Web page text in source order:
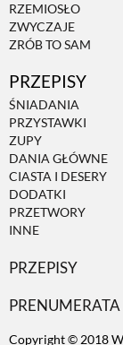
RZEMIOSŁO
ZWYCZAJE
ZRÓB TO SAM
PRZEPISY
ŚNIADANIA
PRZYSTAWKI
ZUPY
DANIA GŁÓWNE
CIASTA I DESERY
DODATKI
PRZETWORY
INNE
PRZEPISY
PRENUMERATA
Copyright © 2018